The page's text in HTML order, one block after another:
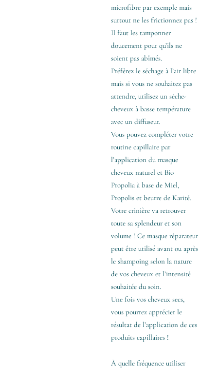
microfibre par exemple mais
surtout ne les frictionnez pas !
Il faut les tamponner
doucement pour qu’ils ne
soient pas abîmés.
Préférez le séchage à l’air libre
mais si vous ne souhaitez pas
attendre, utilisez un sèche-
cheveux à basse température
avec un diffuseur.
Vous pouvez compléter votre
routine capillaire par
l’application du masque
cheveux naturel et Bio
Propolia à base de Miel,
Propolis et beurre de Karité.
Votre crinière va retrouver
toute sa splendeur et son
volume ! Ce masque réparateur
peut être utilisé avant ou après
le shampoing selon la nature
de vos cheveux et l’intensité
souhaitée du soin.
Une fois vos cheveux secs,
vous pourrez apprécier le
résultat de l’application de ces
produits capillaires !
À quelle fréquence utiliser